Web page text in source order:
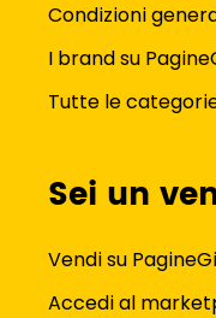
Condizioni
I brand su
Tutte le
Sei un
Vendi su
Accedi al